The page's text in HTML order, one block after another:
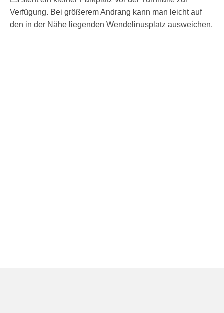
Es steht ein kleiner Parkplatz vor der Turnhalle zur
Verfügung. Bei größerem Andrang kann man leicht auf
den in der Nähe liegenden Wendelinusplatz ausweichen.